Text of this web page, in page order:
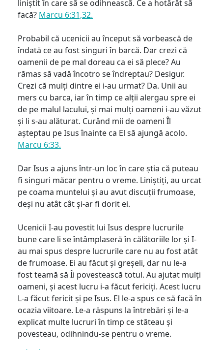
liniștit în care să se odihnească. Ce a hotărât să
facă? Marcu 6:31,32.
Probabil că ucenicii au început să vorbească de
îndată ce au fost singuri în barcă. Dar crezi că
oamenii de pe mal doreau ca ei să plece? Au
rămas să vadă încotro se îndreptau? Desigur.
Crezi că mulți dintre ei i-au urmat? Da. Unii au
mers cu barca, iar în timp ce alții alergau spre ei
de pe malul lacului, și mai mulți oameni i-au văzut
și li s-au alăturat. Curând mii de oameni Îl
așteptau pe Isus înainte ca El să ajungă acolo.
Marcu 6:33.
Dar Isus a ajuns într-un loc în care știa că puteau
fi singuri măcar pentru o vreme. Liniștiți, au urcat
pe coama muntelui și au avut discuții frumoase,
deși nu atât cât și-ar fi dorit ei.
Ucenicii I-au povestit lui Isus despre lucrurile
bune care li se întâmplaseră în călătoriile lor și I-
au mai spus despre lucrurile care nu au fost atât
de frumoase. Ei au făcut și greșeli, dar nu le-a
fost teamă să Îi povestească totul. Au ajutat mulți
oameni, și acest lucru i-a făcut fericiți. Acest lucru
L-a făcut fericit și pe Isus. El le-a spus ce să facă în
ocazia viitoare. Le-a răspuns la întrebări și le-a
explicat multe lucruri în timp ce stăteau și
povesteau, odihnindu-se pentru o vreme.